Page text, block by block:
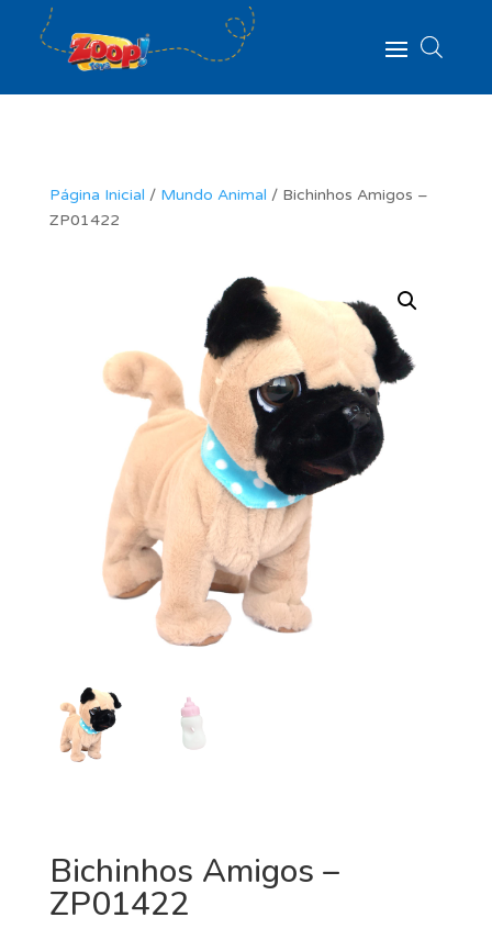
Página Inicial / Mundo Animal / Bichinhos Amigos –
ZP01422
Bichinhos Amigos –
ZP01422